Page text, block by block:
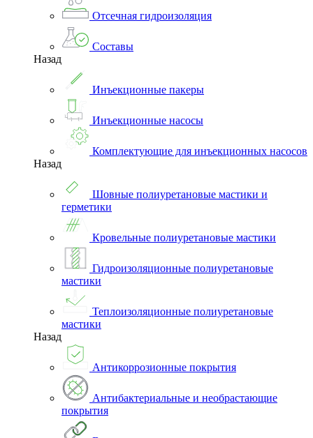
Отсечная гидроизоляция
Составы
Назад
Инъекционные пакеры
Инъекционные насосы
Комплектующие для инъекционных насосов
Назад
Шовные полиуретановые мастики и
герметики
Кровельные полиуретановые мастики
Гидроизоляционные полиуретановые
мастики
Теплоизоляционные полиуретановые
мастики
Назад
Антикоррозионные покрытия
Антибактериальные и необрастающие
покрытия